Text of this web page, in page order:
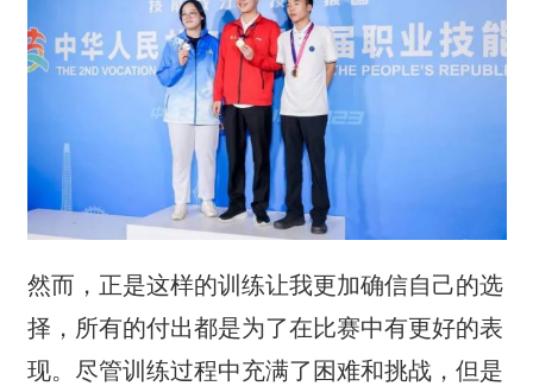
然而，正是这样的训练让我更加确信自己的选
择，所有的付出都是为了在比赛中有更好的表
现。尽管训练过程中充满了困难和挑战，但是